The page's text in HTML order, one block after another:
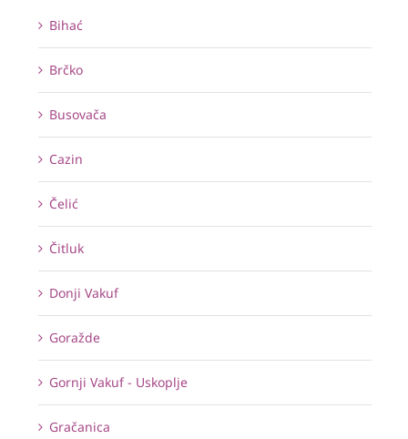
Bihać
Brčko
Busovača
Cazin
Čelić
Čitluk
Donji Vakuf
Goražde
Gornji Vakuf - Uskoplje
Gračanica